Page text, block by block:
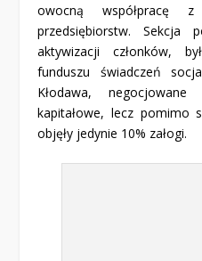
owocną współpracę
przedsiębiorstw. Sekcja
aktywizacji członków,
funduszu świadczeń
Kłodawa,
kapitałowe, lecz pomimo
objęły jedynie 10% załogi.